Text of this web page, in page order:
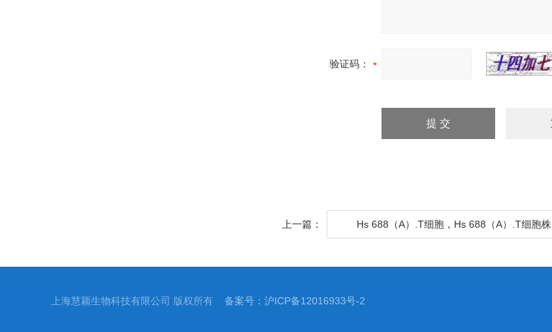
验证码：
上一篇： Hs 688（A）.T细胞，Hs 688（A）.T细胞株
上海慧颖生物科技有限公司 版权所有 备案号：沪ICP备12016933号-2